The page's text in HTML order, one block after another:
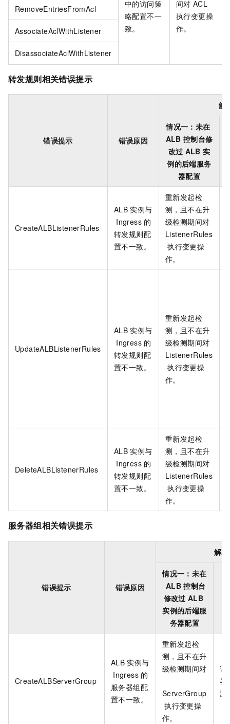
中的访问策
略配置不一
致。
间对 ACL
执行变更操
作。
RemoveEntriesFromAcl
AssociateAclWithListener
DisassociateAclWithListener
转发规则相关错误提示
错误提示 错误原因
解
情况一：未在
ALB 控制台修
改过 ALB 实
例的后端服务
器配置
CreateALBListenerRules
ALB 实例与
Ingress 的
转发规则配
置不一致。
重新发起检
测，且不在升
级检测期间对
ListenerRules
执行变更操
作。
UpdateALBListenerRules
ALB 实例与
Ingress 的
转发规则配
置不一致。
重新发起检
测，且不在升
级检测期间对
ListenerRules
执行变更操
作。
DeleteALBListenerRules
ALB 实例与
Ingress 的
转发规则配
置不一致。
重新发起检
测，且不在升
级检测期间对
ListenerRules
执行变更操
作。
服务器组相关错误提示
错误提示 错误原因
解
情况一：未在
ALB 控制台
修改过 ALB
实例的后端服
务器配置
CreateALBServerGroup
ALB 实例与
Ingress 的
服务器组配
置不一致。
重新发起检
测，且不在升
级检测期间对
ServerGroup
执行变更操
作。
请
器
测